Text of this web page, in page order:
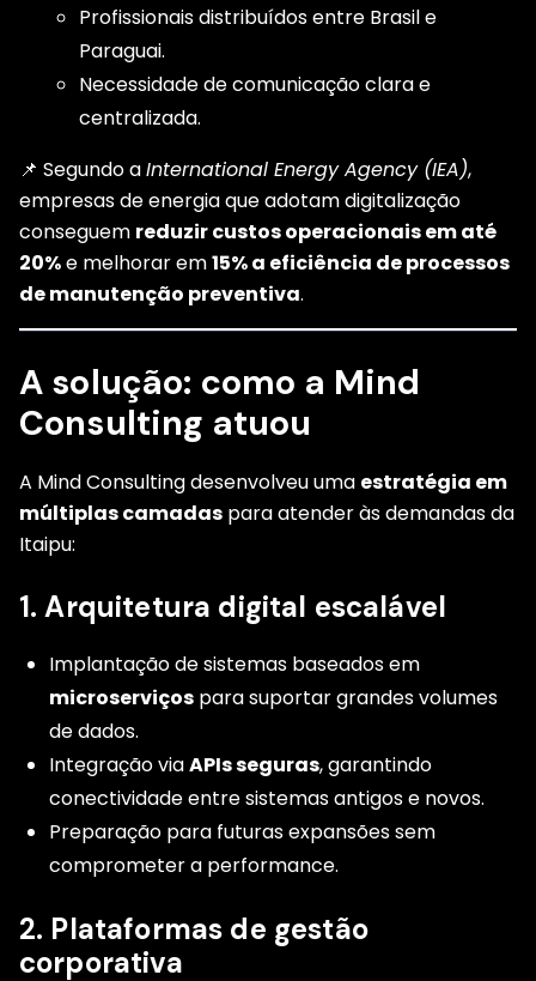
Profissionais distribuídos entre Brasil e
Paraguai.
Necessidade de comunicação clara e
centralizada.
📌 Segundo aInternational Energy Agency (IEA),
empresas de energia que adotam digitalização
conseguem reduzir custos operacionais em até
20%e melhorar em15% a eficiência de processos
de manutenção preventiva.
A solução: como a Mind
Consulting atuou
A Mind Consulting desenvolveu uma estratégia em
múltiplas camadas para atender às demandas da
Itaipu:
1. Arquitetura digital escalável
Implantação de sistemas baseados em
microserviços para suportar grandes volumes
de dados.
Integração viaAPIs seguras, garantindo
conectividade entre sistemas antigos e novos.
Preparação para futuras expansões sem
comprometer a performance.
2. Plataformas de gestão
corporativa